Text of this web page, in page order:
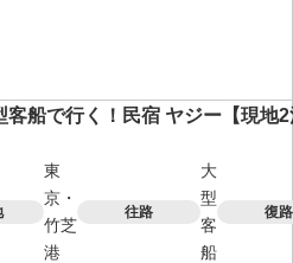
客船で行く！民宿 ヤジー【現地
東
京・
竹芝
港
往路
大
型
客
船
復路